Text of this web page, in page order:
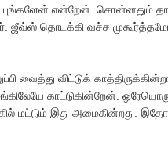
என்றேன். சொன்னதும்
ஜீவ்ஸ் தொடக்கி வச்ச
வைத்து விட்டுக்
காட்டுகின்றேன்.
மட்டும் இது அமைகின்றது.